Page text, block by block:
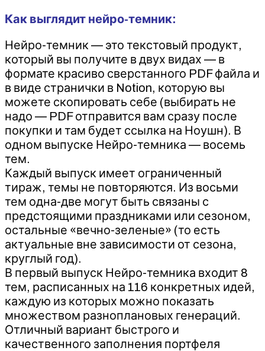
Как выглядит нейро-темник:
Нейро-темник — это текстовый продукт,
который вы получите в двух видах — в
формате красиво сверстанного PDF файла и
в виде странички в Notion, которую вы
можете скопировать себе (выбирать не
надо — PDF отправится вам сразу после
покупки и там будет ссылка на Ноушн). В
одном выпуске Нейро-темника — восемь
тем.
Каждый выпуск имеет ограниченный
тираж, темы не повторяются. Из восьми
тем одна-две могут быть связаны с
предстоящими праздниками или сезоном,
остальные «вечно-зеленые» (то есть
актуальные вне зависимости от сезона,
круглый год).
В первый выпуск Нейро-темника входит 8
тем, расписанных на 116 конкретных идей,
каждую из которых можно показать
множеством разноплановых генераций.
Отличный вариант быстрого и
качественного заполнения портфеля